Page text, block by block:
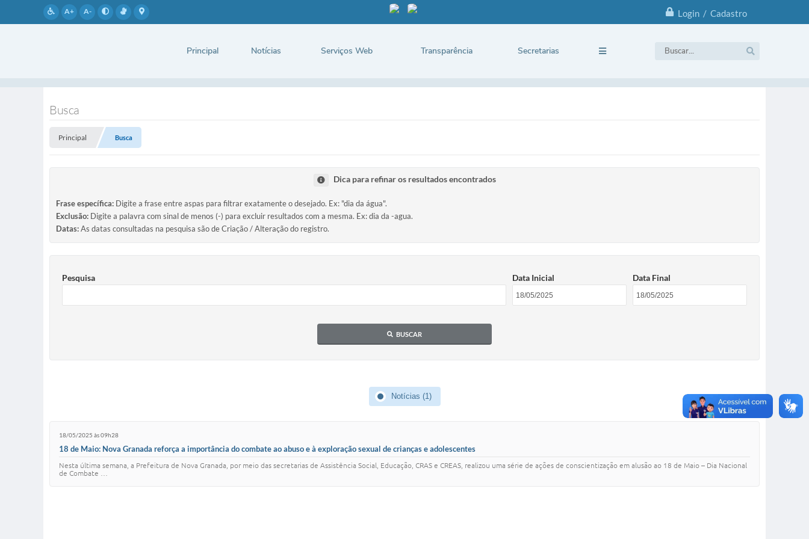
Login / Cadastro
A+ A-
Principal Notícias Serviços Web Transparência Secretarias
Busca
Principal Busca
Dica para refinar os resultados encontrados
Frase específica: Digite a frase entre aspas para filtrar exatamente o desejado. Ex: "dia da água".
Exclusão: Digite a palavra com sinal de menos (-) para excluir resultados com a mesma. Ex: dia da -agua.
Datas:As datas consultadas na pesquisa são de Criação / Alteração do registro.
Pesquisa Data Inicial Data Final
BUSCAR
Notícias (1)
18/05/2025 às 09h28
18 de Maio: Nova Granada reforça a importância do combate ao abuso e à exploração sexual de crianças e adolescentes
Nesta última semana, a Prefeitura de Nova Granada, por meio das secretarias de Assistência Social, Educação, CRAS e CREAS, realizou uma série de ações de conscientização em alusão ao 18 de Maio – Dia Nacional
de Combate …